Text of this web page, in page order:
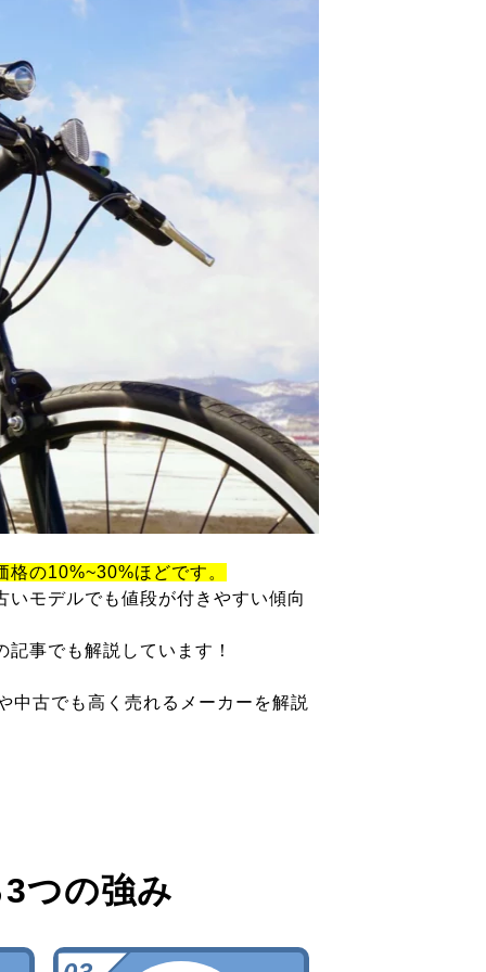
格の10%~30%ほどです。
モデルでも値段が付きやすい傾向
事でも解説しています！
中古でも高く売れるメーカーを解説
3つの強み